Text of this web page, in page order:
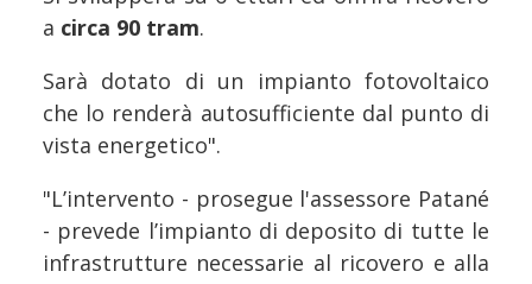
a circa 90 tram.
Sarà dotato di un impianto fotovoltaico
che lo renderà autosufficiente dal punto di
vista energetico".
"L’intervento - prosegue l'assessore Patané
- prevede l’impianto di deposito di tutte le
infrastrutture necessarie al ricovero e alla